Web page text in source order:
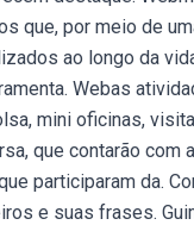
que, por meio de
ao longo da
Webas
mini oficinas,
que contarão com
participaram da.
e suas frases.